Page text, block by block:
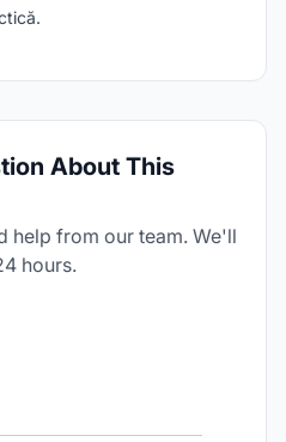
About This
help from our team. We'll
hours.